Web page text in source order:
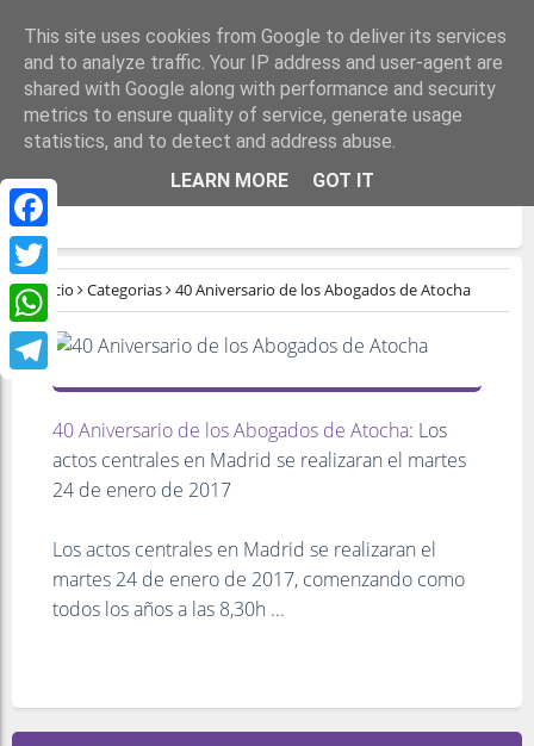
Facebook
Twitter
WhatsApp
Telegram
40 ANIVERSARIO DE LOS ABOGADOS DE
ATOCHA
Inicio Categorias 40 Aniversario de los Abogados de Atocha
40 Aniversario de los Abogados de Atocha: Los
actos centrales en Madrid se realizaran el martes
24 de enero de 2017
Los actos centrales en Madrid se realizaran el
martes 24 de enero de 2017, comenzando como
todos los años a las 8,30h ...
This site uses cookies from Google to deliver its services
and to analyze traffic. Your IP address and user-agent are
shared with Google along with performance and security
metrics to ensure quality of service, generate usage
statistics, and to detect and address abuse.
LEARN MORE
GOT IT